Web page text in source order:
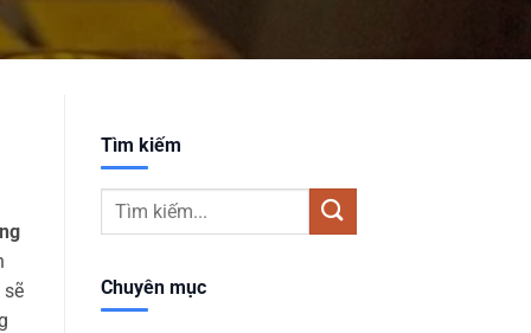
Tìm kiếm
Chuyên mục